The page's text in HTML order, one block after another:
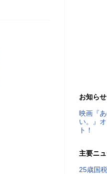
お知らせ
映画『
い。』
ト！
主要ニ
25歳国